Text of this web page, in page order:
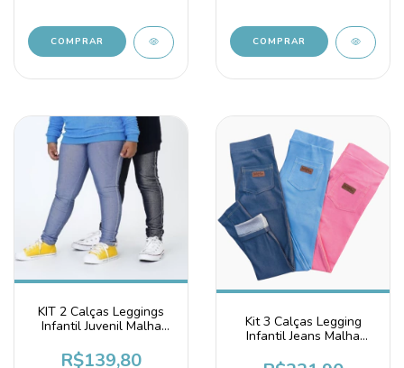
COMPRAR COMPRAR
KIT 2 Calças Leggings
Infantil Juvenil Malha
R$139,80
Kit 3 Calças Legging
Infantil Jeans Malha